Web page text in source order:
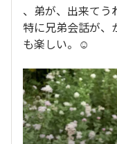
、弟が、出来てう
特に兄弟会話が、
も楽しい。☺️